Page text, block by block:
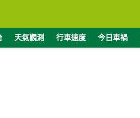
天氣觀測 行車速度 今日車禍